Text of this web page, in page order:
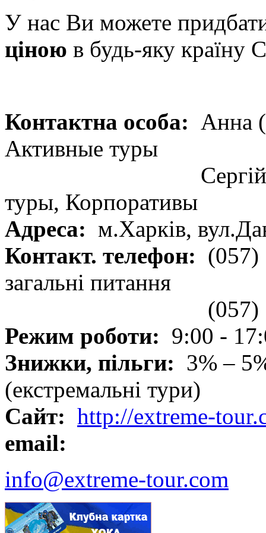
У нас Ви можете
ціною в будь-яку країну
Контактна особа: Анна
Активные туры
туры, Корпоративы
Адреса: м.Харків,
Контакт. телефон: (057)
загальні питання
(057)
Режим роботи: 9:00 -
Знижки, пільги: 3% –
(екстремальні тури)
Сайт: http://extreme-
email:
info@extreme-tour.com